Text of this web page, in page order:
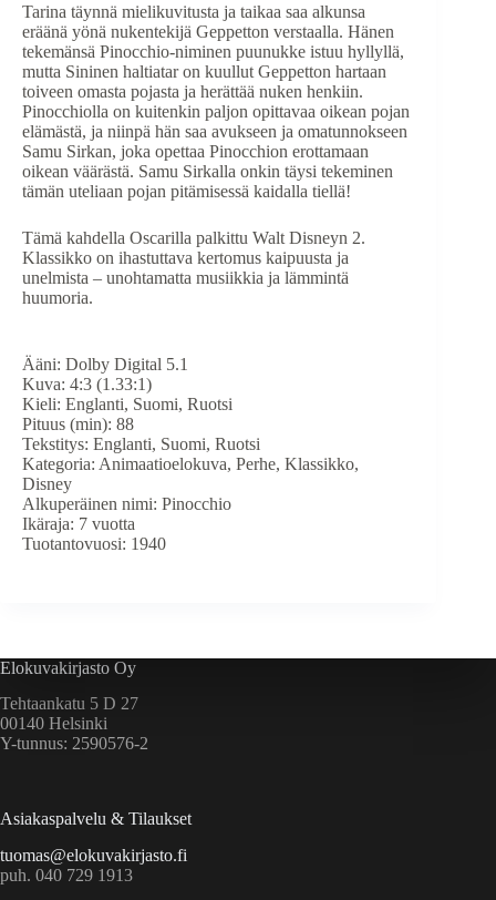
Tarina täynnä mielikuvitusta ja taikaa saa alkunsa
eräänä yönä nukentekijä Geppetton verstaalla. Hänen
tekemänsä Pinocchio-niminen puunukke istuu hyllyllä,
mutta Sininen haltiatar on kuullut Geppetton hartaan
toiveen omasta pojasta ja herättää nuken henkiin.
Pinocchiolla on kuitenkin paljon opittavaa oikean pojan
elämästä, ja niinpä hän saa avukseen ja omatunnokseen
Samu Sirkan, joka opettaa Pinocchion erottamaan
oikean väärästä. Samu Sirkalla onkin täysi tekeminen
tämän uteliaan pojan pitämisessä kaidalla tiellä!
Tämä kahdella Oscarilla palkittu Walt Disneyn 2.
Klassikko on ihastuttava kertomus kaipuusta ja
unelmista – unohtamatta musiikkia ja lämmintä
huumoria.
Ääni: Dolby Digital 5.1
Kuva: 4:3 (1.33:1)
Kieli: Englanti, Suomi, Ruotsi
Pituus (min): 88
Tekstitys: Englanti, Suomi, Ruotsi
Kategoria: Animaatioelokuva, Perhe, Klassikko,
Disney
Alkuperäinen nimi: Pinocchio
Ikäraja: 7 vuotta
Tuotantovuosi: 1940
Elokuvakirjasto Oy
Tehtaankatu 5 D 27
00140 Helsinki
Y-tunnus: 2590576-2
Asiakaspalvelu & Tilaukset
tuomas@elokuvakirjasto.fi
puh. 040 729 1913